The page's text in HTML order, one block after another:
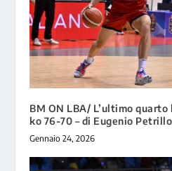
BM ON LBA/ L’ultimo
ko 76-70 – di Eugenio Petrillo
Gennaio 24, 2026